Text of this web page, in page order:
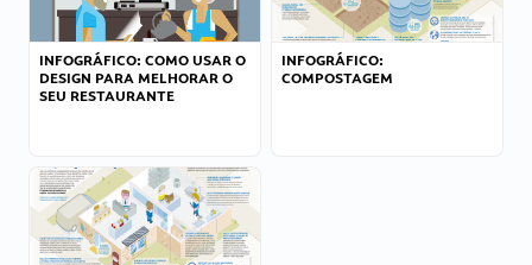
INFOGRÁFICO: COMO USAR O
DESIGN PARA MELHORAR O
SEU RESTAURANTE
INFOGRÁFICO:
COMPOSTAGEM